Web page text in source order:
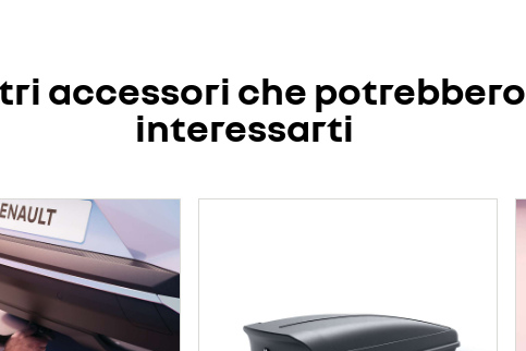
accessori che potrebbero
interessarti